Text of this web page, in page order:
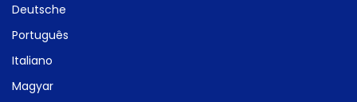
Deutsche
Português
Italiano
Magyar